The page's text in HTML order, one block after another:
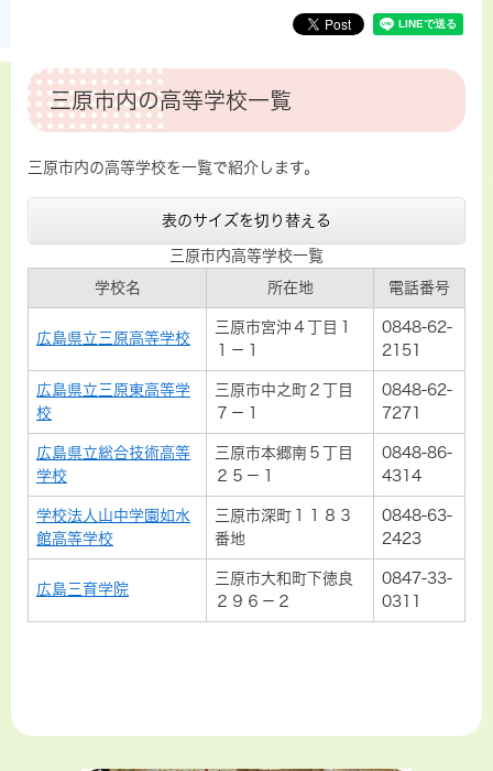
三原市内の高等学校一覧
三原市内の高等学校を一覧で紹介します。
表のサイズを切り替える
三原市内高等学校一覧
学校名 所在地 電話番号
広島県立三原高等学校
三原市宮沖４丁目１
１－１
0848-62-
2151
広島県立三原東高等学
校
三原市中之町２丁目
７－１
0848-62-
7271
広島県立総合技術高等
学校
三原市本郷南５丁目
２５－１
0848-86-
4314
学校法人山中学園如水
館高等学校
三原市深町１１８３
番地
0848-63-
2423
広島三育学院
三原市大和町下徳良
２９６－２
0847-33-
0311